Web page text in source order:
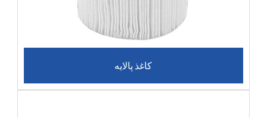
کاغذ پالایه